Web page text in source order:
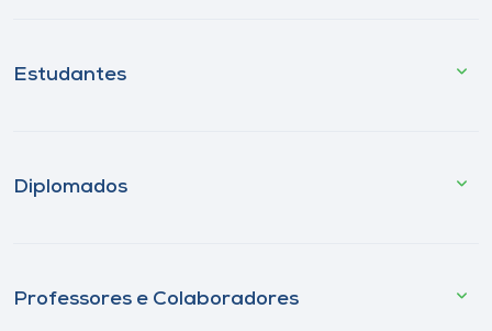
Estudantes
Diplomados
Professores e Colaboradores